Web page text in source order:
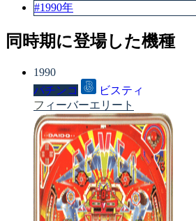
#1990年
同時期に登場した機種
1990
パチンコ
ビスティ
フィーバーエリート